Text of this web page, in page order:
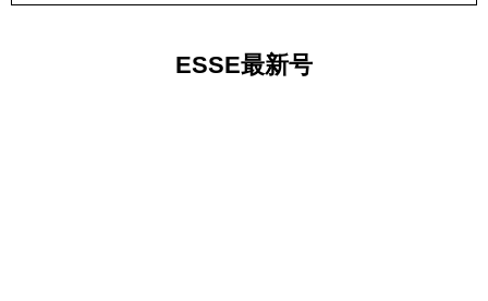
ESSE最新号